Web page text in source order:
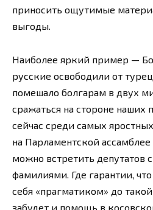
приносить ощутимые
выгоды.
Наиболее яркий пример —
русские освободили от
помешало болгарам в двух
сражаться на стороне наших
сейчас среди самых
на Парламентской ассамблее
можно встретить депутатов
фамилиями. Где гарантии,
себя «прагматиком» до
забудет и помощь в